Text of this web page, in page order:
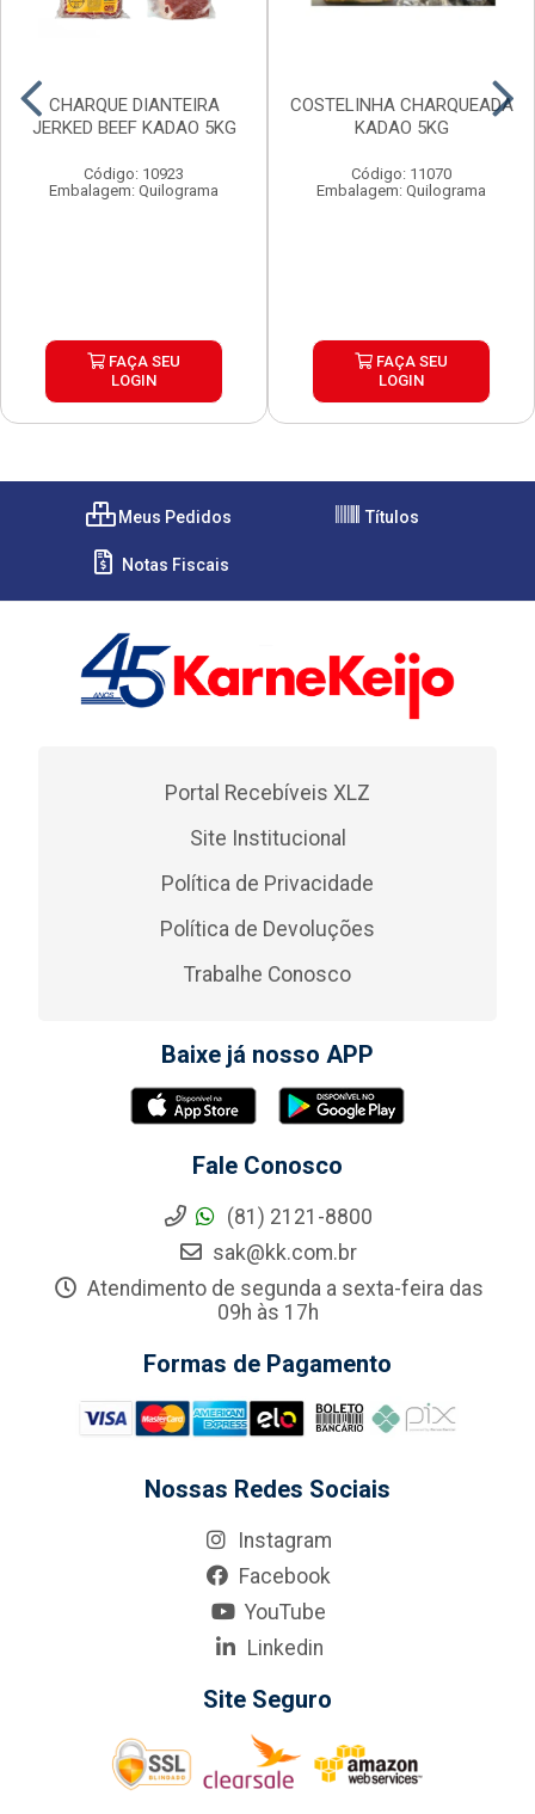
CHARQUE DIANTEIRA
JERKED BEEF KADAO 5KG
Código: 10923
Embalagem: Quilograma
FAÇA SEU
LOGIN
COSTELINHA CHARQUEADA
KADAO 5KG
Código: 11070
Embalagem: Quilograma
FAÇA SEU
LOGIN
Meus Pedidos Títulos
Notas Fiscais
Portal Recebíveis XLZ
Site Institucional
Política de Privacidade
Política de Devoluções
Trabalhe Conosco
Baixe já nosso APP
Fale Conosco
(81) 2121-8800
sak@kk.com.br
Atendimento de segunda a sexta-feira das
09h às 17h
Formas de Pagamento
Nossas Redes Sociais
Instagram
Facebook
YouTube
Linkedin
Site Seguro